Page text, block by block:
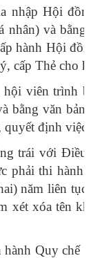
nhập Hội
nhân) và
hành Hội
cấp Thẻ cho
viên trình
bằng văn
quyết định
trái với
phải thi hành
năm liên
xét xóa tên
Quy chế